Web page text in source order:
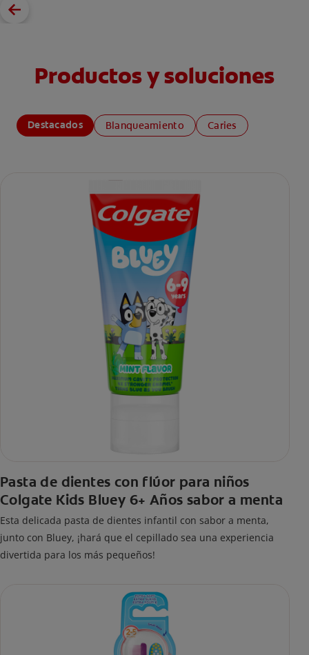
Productos y soluciones
Destacados Blanqueamiento Caries
Pasta de dientes con flúor para niños
Colgate Kids Bluey 6+ Años sabor a menta
Esta delicada pasta de dientes infantil con sabor a menta,
junto con Bluey, ¡hará que el cepillado sea una experiencia
divertida para los más pequeños!